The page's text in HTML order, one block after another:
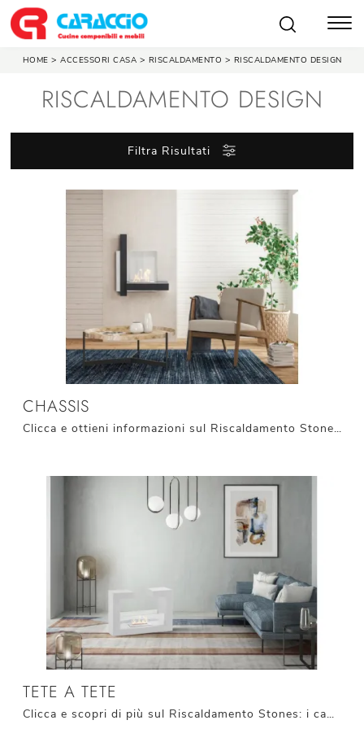
HOME > ACCESSORI CASA > RISCALDAMENTO > RISCALDAMENTO DESIGN
RISCALDAMENTO DESIGN
Filtra Risultati
CHASSIS
Clicca e ottieni informazioni sul Riscaldamento Stones: i camini a bioetanolo come il modello Chassis ti aspettano!
TETE A TETE
Clicca e scopri di più sul Riscaldamento Stones: i camini a bioetanolo come il modello Tete a Tete ti attendono!